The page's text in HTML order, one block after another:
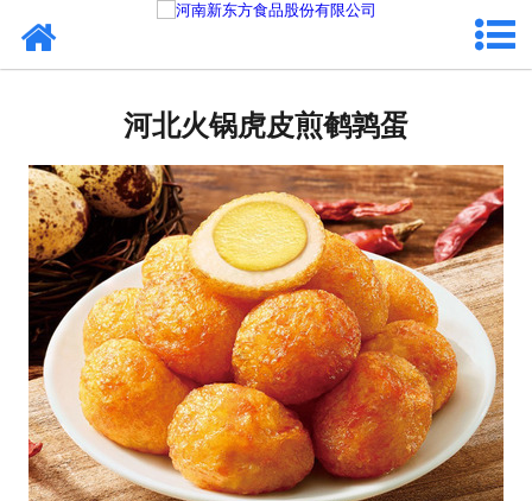
河北熟食品
河北调味品
河北鸡蛋壳粉
河北新东方食品
河北食品代加工
河北火锅虎皮煎鹌鹑蛋